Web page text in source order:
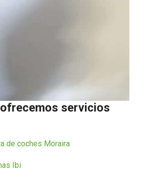
servicios
de coches Moraira
Ibi